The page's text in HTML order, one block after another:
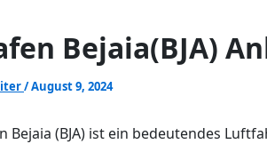
Bejaia(BJA)
/August 9, 2024
Bejaia (BJA) ist ein bedeutendes